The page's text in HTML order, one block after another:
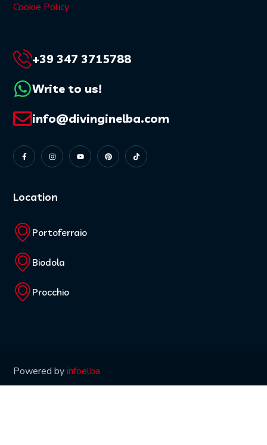
Cookie Policy
+39 347 3715788
Write to us!
info@divinginelba.com
Location
Portoferraio
Biodola
Procchio
Powered byinfoelba